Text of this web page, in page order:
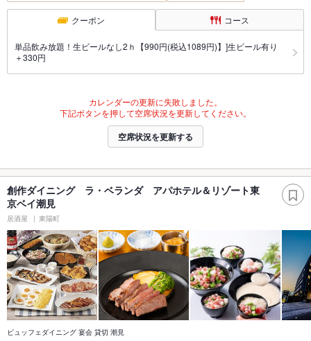
クーポン コース
単品飲み放題！生ビールなし2ｈ【990円(税込1089円)】]生ビール有り
＋330円
カレンダーの更新に失敗しました。
下記ボタンを押して空席状況を更新してください。
空席状況を更新する
創作ダイニング ラ・ベランダ アパホテル＆リゾート東
京ベイ潮見
居酒屋 東陽町
ビュッフェダイニング 宴会 貸切 潮見